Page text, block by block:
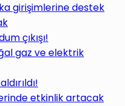
girişimlerine destek
çıkışı!
gaz ve elektrik
etkinlik artacak